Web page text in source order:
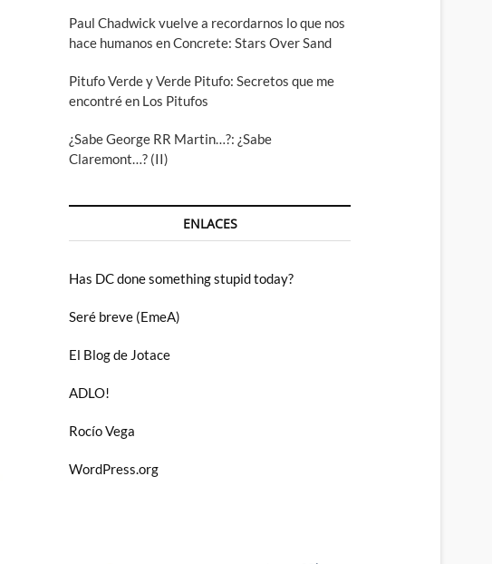
Paul Chadwick vuelve a recordarnos lo que nos
hace humanos en Concrete: Stars Over Sand
Pitufo Verde y Verde Pitufo: Secretos que me
encontré en Los Pitufos
¿Sabe George RR Martin…?: ¿Sabe
Claremont…? (II)
ENLACES
Has DC done something stupid today?
Seré breve (EmeA)
El Blog de Jotace
ADLO!
Rocío Vega
WordPress.org